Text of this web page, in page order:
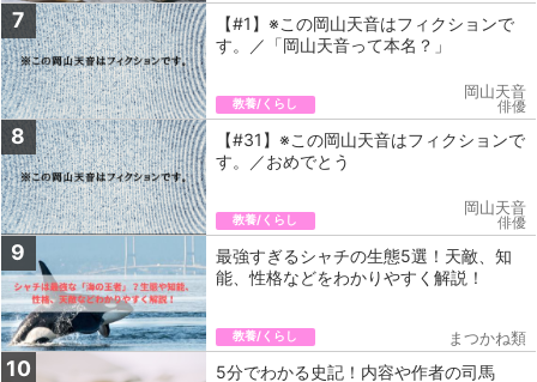
7
【#1】※この岡山天音はフィクションで
す。／「岡山天音って本名？」
教養/くらし
岡山天音
俳優
8
【#31】※この岡山天音はフィクションで
す。／おめでとう
教養/くらし
岡山天音
俳優
9
最強すぎるシャチの生態5選！天敵、知
能、性格などをわかりやすく解説！
教養/くらし まつかね類
10
5分でわかる史記！内容や作者の司馬